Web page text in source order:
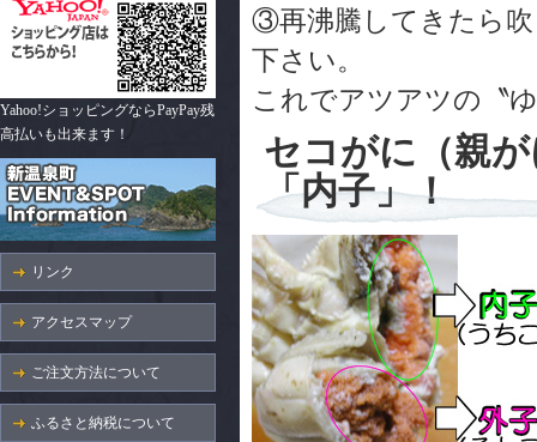
Yahoo!ショッピングならPayPay残
高払いも出来ます！
リンク
アクセスマップ
ご注文方法について
ふるさと納税について
③再沸騰してきたら
下さい。
これでアツアツの〝
セコがに（親
「内子」！